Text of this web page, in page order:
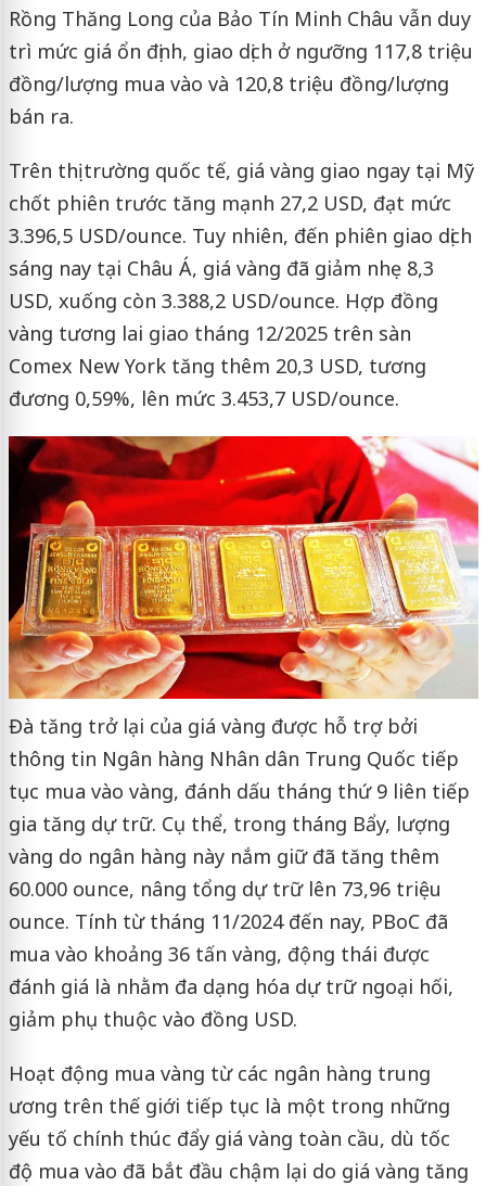
Rồng Thăng Long của Bảo Tín Minh Châu vẫn duy
trì mức giá ổn định, giao dịch ở ngưỡng 117,8 triệu
đồng/lượng mua vào và 120,8 triệu đồng/lượng
bán ra.
Trên thị trường quốc tế, giá vàng giao ngay tại Mỹ
chốt phiên trước tăng mạnh 27,2 USD, đạt mức
3.396,5 USD/ounce. Tuy nhiên, đến phiên giao dịch
sáng nay tại Châu Á, giá vàng đã giảm nhẹ 8,3
USD, xuống còn 3.388,2 USD/ounce. Hợp đồng
vàng tương lai giao tháng 12/2025 trên sàn
Comex New York tăng thêm 20,3 USD, tương
đương 0,59%, lên mức 3.453,7 USD/ounce.
Đà tăng trở lại của giá vàng được hỗ trợ bởi
thông tin Ngân hàng Nhân dân Trung Quốc tiếp
tục mua vào vàng, đánh dấu tháng thứ 9 liên tiếp
gia tăng dự trữ. Cụ thể, trong tháng Bẩy, lượng
vàng do ngân hàng này nắm giữ đã tăng thêm
60.000 ounce, nâng tổng dự trữ lên 73,96 triệu
ounce. Tính từ tháng 11/2024 đến nay, PBoC đã
mua vào khoảng 36 tấn vàng, động thái được
đánh giá là nhằm đa dạng hóa dự trữ ngoại hối,
giảm phụ thuộc vào đồng USD.
Hoạt động mua vàng từ các ngân hàng trung
ương trên thế giới tiếp tục là một trong những
yếu tố chính thúc đẩy giá vàng toàn cầu, dù tốc
độ mua vào đã bắt đầu chậm lại do giá vàng tăng